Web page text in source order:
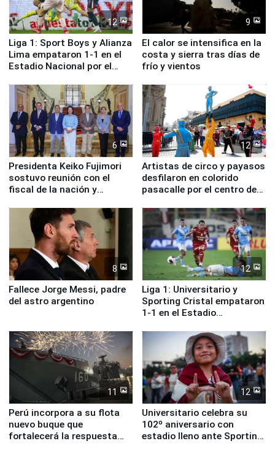
12
Liga 1: Sport Boys y Alianza
Lima empataron 1-1 en el
Estadio Nacional por el
9
El calor se intensifica en la
costa y sierra tras días de
frío y vientos
6
Presidenta Keiko Fujimori
sostuvo reunión con el
fiscal de la nación y
12
Artistas de circo y payasos
desfilaron en colorido
pasacalle por el centro de
8
Fallece Jorge Messi, padre
del astro argentino
12
Liga 1: Universitario y
Sporting Cristal empataron
1-1 en el Estadio
11
Perú incorpora a su flota
nuevo buque que
fortalecerá la respuesta
12
Universitario celebra su
102º aniversario con
estadio lleno ante Sporting